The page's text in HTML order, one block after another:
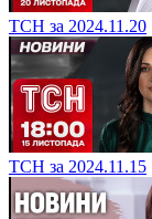
ТСН за 2024.11.20
ТСН за 2024.11.15